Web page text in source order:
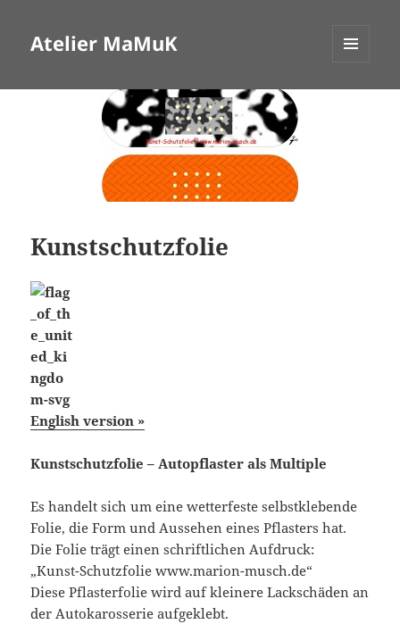
Atelier MaMuK
Kunstschutzfolie
English version »
Kunstschutzfolie – Autopflaster als Multiple
Es handelt sich um eine wetterfeste selbstklebende
Folie, die Form und Aussehen eines Pflasters hat.
Die Folie trägt einen schriftlichen Aufdruck:
„Kunst-Schutzfolie www.marion-musch.de“
Diese Pflasterfolie wird auf kleinere Lackschäden an
der Autokarosserie aufgeklebt.